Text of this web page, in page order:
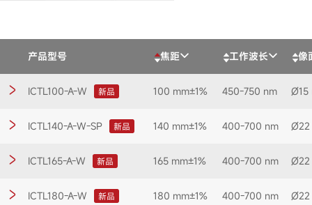
产品型号 焦距 工作波长 像
ICTL100-A-W 新品 100 mm±1% 450-750 nm Ø15
ICTL140-A-W-SP 新品 140 mm±1% 400-700 nm Ø22
ICTL165-A-W 新品 165 mm±1% 400-700 nm Ø22
ICTL180-A-W 新品 180 mm±1% 400-700 nm Ø22